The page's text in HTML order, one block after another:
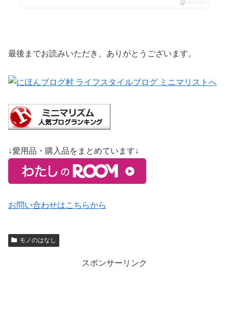
ポチップ
最後までお読みいただき、ありがとうございます。
↓愛用品・購入品をまとめています↓
お問い合わせはこちらから
モノのはなし
スポンサーリンク